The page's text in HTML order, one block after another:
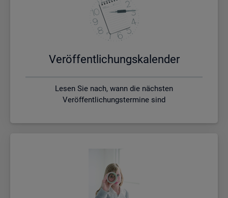
Ver­öf­fent­li­chungs­ka­len­der
Lesen Sie nach, wann die nächsten
Veröffentlichungstermine sind